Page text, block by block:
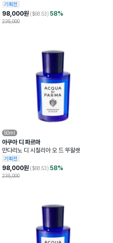
기획전
98,000원 ($68.53) 58%
235,000
50ml
아쿠아 디 파르마
만다리노 디 시칠리아 오 드 뚜왈렛
기획전
98,000원 ($68.53) 58%
235,000